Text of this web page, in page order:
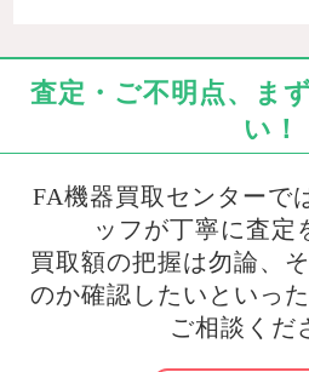
査定・ご不明点、ま
い！
FA機器買取センターで
ッフが丁寧に査定
買取額の把握は勿論、
のか確認したいといっ
ご相談くだ